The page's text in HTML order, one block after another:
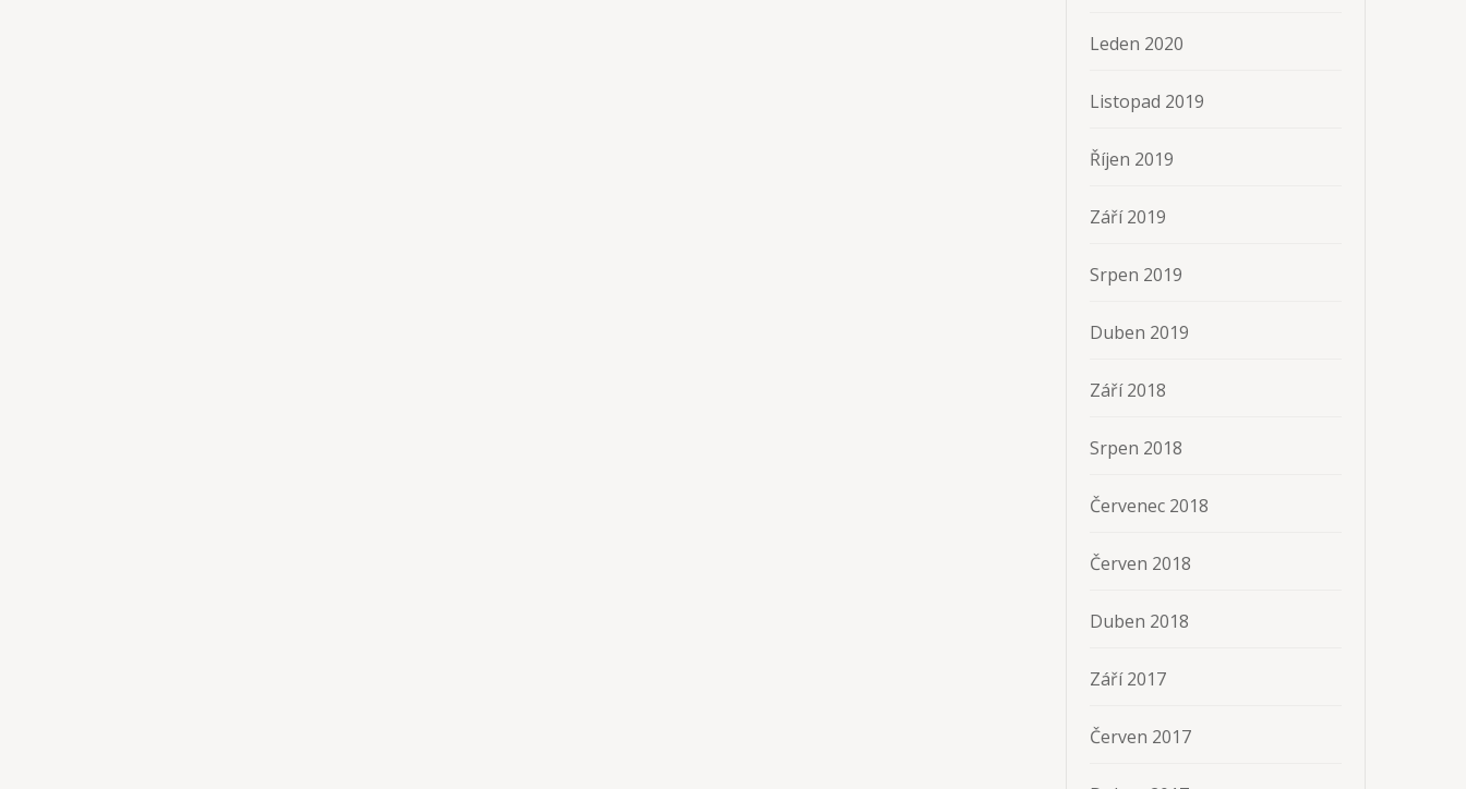
Leden 2020
Listopad 2019
Říjen 2019
Září 2019
Srpen 2019
Duben 2019
Září 2018
Srpen 2018
Červenec 2018
Červen 2018
Duben 2018
Září 2017
Červen 2017